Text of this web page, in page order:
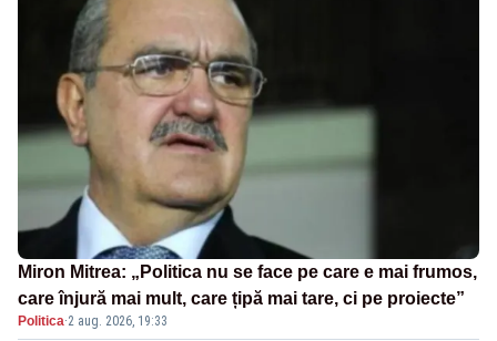
Miron Mitrea: „Politica nu se face pe care e mai frumos,
care înjură mai mult, care țipă mai tare, ci pe proiecte”
Politica·2 aug. 2026, 19:33